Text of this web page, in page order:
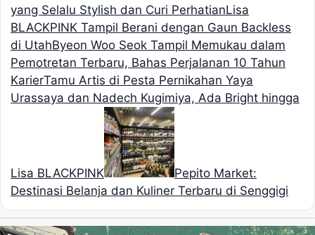
yang Selalu Stylish dan Curi PerhatianLisa
BLACKPINK Tampil Berani dengan Gaun Backless
di UtahByeon Woo Seok Tampil Memukau dalam
Pemotretan Terbaru, Bahas Perjalanan 10 Tahun
KarierTamu Artis di Pesta Pernikahan Yaya
Urassaya dan Nadech Kugimiya, Ada Bright hingga
Lisa BLACKPINK
Pepito Market:
Destinasi Belanja dan Kuliner Terbaru di Senggigi